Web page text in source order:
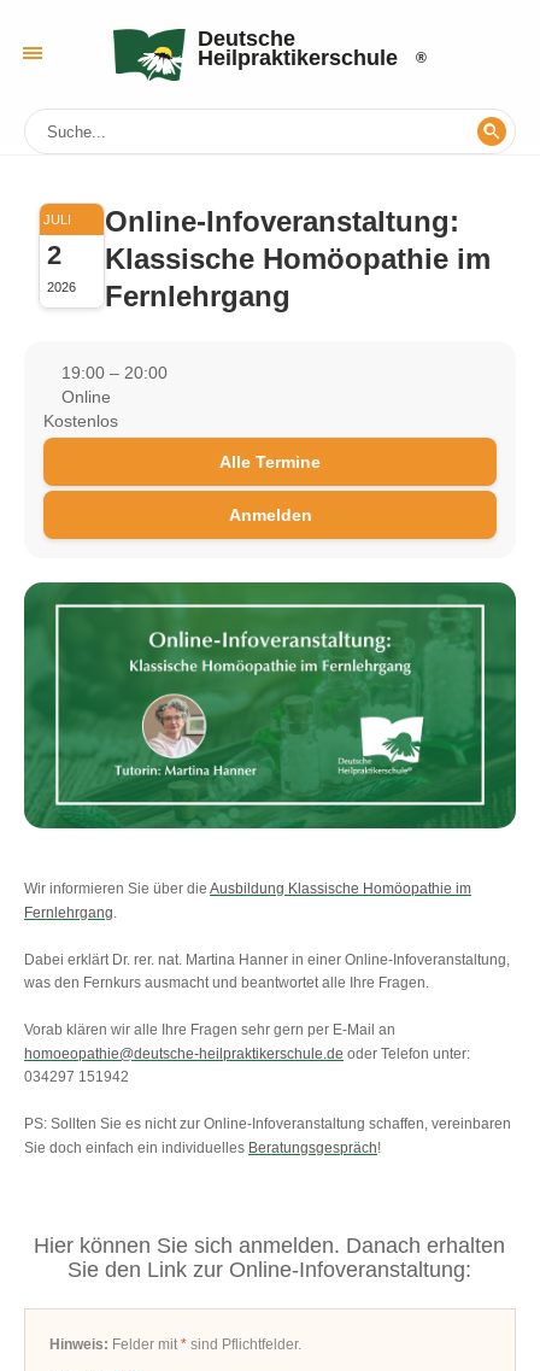
Deutsche
Heilpraktikerschule
JULI
2
2026
Online-Infoveranstaltung:
Klassische Homöopathie im
Fernlehrgang
19:00 – 20:00
Online
Kostenlos
Alle Termine
Anmelden
Wir informieren Sie über dieAusbildung Klassische Homöopathie im
Fernlehrgang.
Dabei erklärt Dr. rer. nat. Martina Hanner in einer Online-Infoveranstaltung,
was den Fernkurs ausmacht und beantwortet alle Ihre Fragen.
Vorab klären wir alle Ihre Fragen sehr gern per E-Mail an
homoeopathie@deutsche-heilpraktikerschule.de oder Telefon unter:
034297 151942
PS: Sollten Sie es nicht zur Online-Infoveranstaltung schaffen, vereinbaren
Sie doch einfach ein individuelles Beratungsgespräch!
Hier können Sie sich anmelden. Danach erhalten
Sie den Link zur Online-Infoveranstaltung:
Hinweis: Felder mit* sind Pflichtfelder.